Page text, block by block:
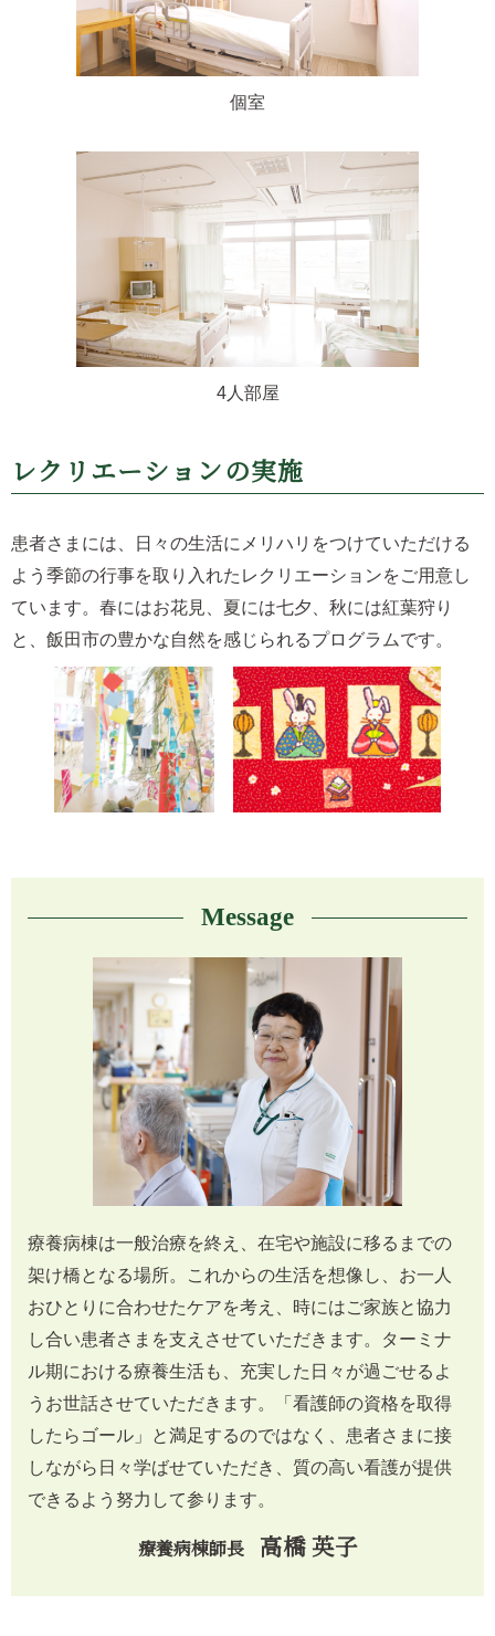
個室
4人部屋
レクリエーションの実施
患者さまには、日々の生活にメリハリをつけていただける
よう季節の行事を取り入れたレクリエーションをご用意し
ています。春にはお花見、夏には七夕、秋には紅葉狩り
と、飯田市の豊かな自然を感じられるプログラムです。
Message
療養病棟は一般治療を終え、在宅や施設に移るまでの
架け橋となる場所。これからの生活を想像し、お一人
おひとりに合わせたケアを考え、時にはご家族と協力
し合い患者さまを支えさせていただきます。ターミナ
ル期における療養生活も、充実した日々が過ごせるよ
うお世話させていただきます。「看護師の資格を取得
したらゴール」と満足するのではなく、患者さまに接
しながら日々学ばせていただき、質の高い看護が提供
できるよう努力して参ります。
療養病棟師長 高橋 英子